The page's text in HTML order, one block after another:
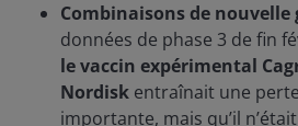
Combinaisons de nouvelle
données de phase 3 de fin
le vaccin expérimental
Nordisk entraînait une
importante, mais qu’il